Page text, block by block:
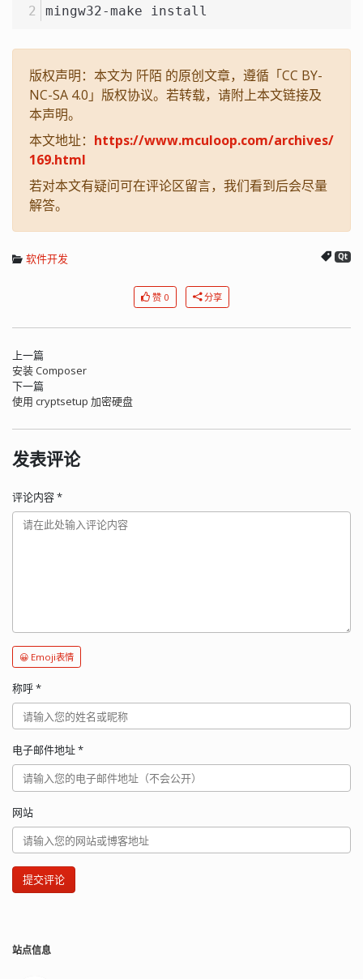
mingw32-make install
版权声明：本文为 阡陌 的原创文章，遵循「CC BY-
NC-SA 4.0」版权协议。若转载，请附上本文链接及
本声明。
本文地址： https://www.mculoop.com/archives/
169.html
若对本文有疑问可在评论区留言，我们看到后会尽量
解答。
软件开发 Qt
赞 0 分享
上一篇
安装 Composer
下一篇
使用 cryptsetup 加密硬盘
发表评论
评论内容*
😀 Emoji表情
称呼*
电子邮件地址*
网站
提交评论
站点信息